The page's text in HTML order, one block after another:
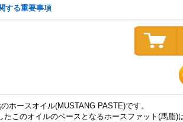
する重要事項
ホースオイル(MUSTANG PASTE)です。
たこのオイルのベースとなるホースファット(馬